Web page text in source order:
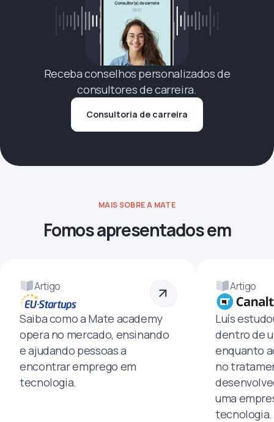
Receba conselhos personalizados de
consultores de carreira.
Consultoria de carreira
MAIS SOBRE A MATE
Fomos apresentados em
Artigo
Saiba como a Mate academy
opera no mercado, ensinando
e ajudando pessoas a
encontrar emprego em
tecnologia.
Artigo
Luís
dentro de
enquanto
no
uma
tecnologia.